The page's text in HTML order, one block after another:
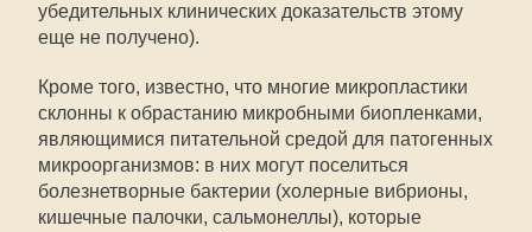
убедительных клинических доказательств этому
еще не получено).
Кроме того, известно, что многие микропластики
склонны к обрастанию микробными биопленками,
являющимися питательной средой для патогенных
микроорганизмов: в них могут поселиться
болезнетворные бактерии (холерные вибрионы,
кишечные палочки, сальмонеллы), которые